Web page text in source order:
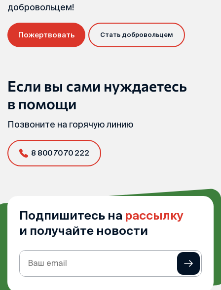
добровольцем!
Пожертвовать Стать добровольцем
Если вы сами нуждаетесь
в помощи
Позвоните на горячую линию
8 800 70 70 222
Подпишитесь на рассылку
и получайте новости
Подписка
на